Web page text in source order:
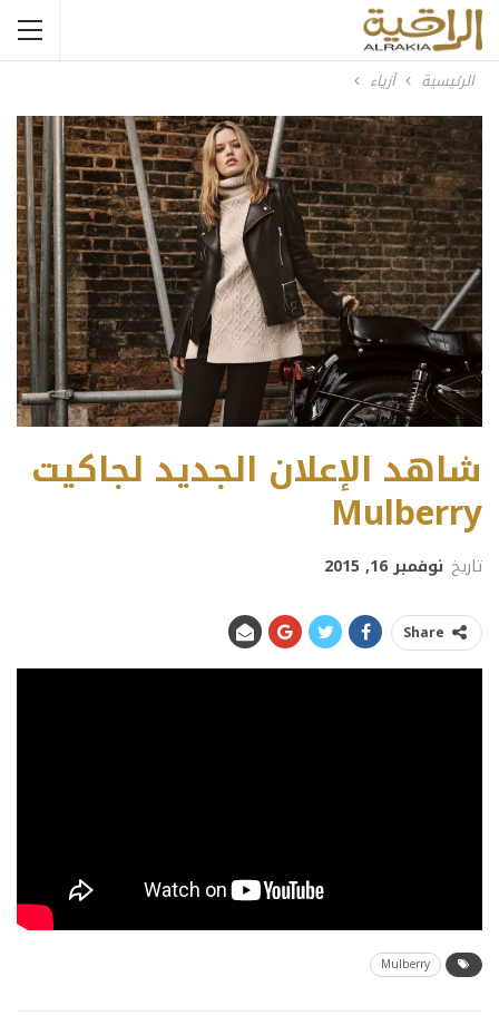
الرئيسية أزياء
شاهد الإعلان الجديد لجاكيت
Mulberry
تاريخ نوفمبر 16, 2015
Share
Mulberry